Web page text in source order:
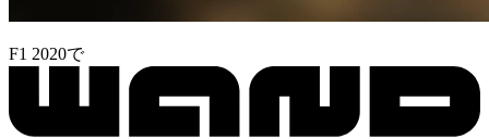
F1 2020で